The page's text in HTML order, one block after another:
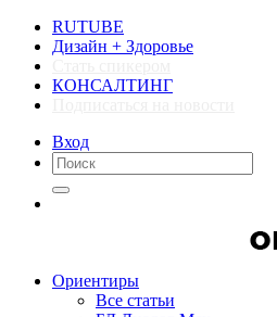
RUTUBE
Дизайн + Здоровье
КОНСАЛТИНГ
Вход
Ориентиры
Все статьи